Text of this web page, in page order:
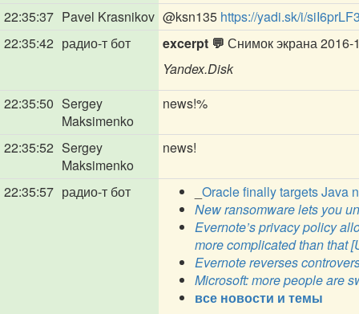
22:35:37 Pavel Krasnikov @ksn135 https://yadi.sk/i/
22:35:42 радио-т бот excerpt 💬 Снимок экрана 2016-
Yandex.Disk
22:35:50 Sergey
Maksimenko
news!%
22:35:52 Sergey
Maksimenko
news!
22:35:57 радио-т бот
Oracle finally targets Java
New ransomware lets you
Evernote’s privacy policy
more complicated than that
Evernote reverses
Microsoft: more people are
все новости и темы